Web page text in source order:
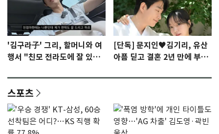
'김구라子' 그리, 할머니와 여
행서 "친모 전라도에 잘 있
[단독] 문지인♥김기리, 유산
아픔 딛고 결혼 2년 만에 부모
스포츠